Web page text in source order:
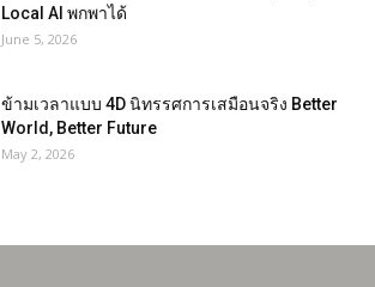
Local AI พกพาได้
June 5, 2026
ข้ามเวลาแบบ 4D นิทรรศการเสมือนจริง Better
World, Better Future
May 2, 2026